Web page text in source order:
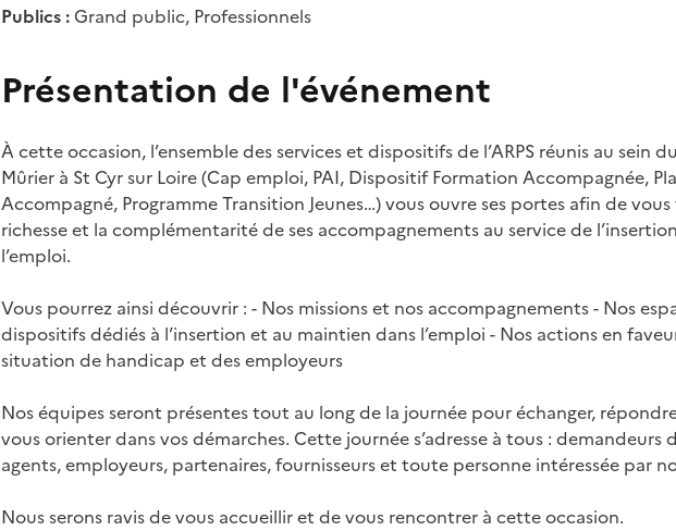
Publics :Grand public, Professionnels
Présentation de l'événement
À cette occasion, l’ensemble des services et dispositifs de l’ARPS réunis au sein
Mûrier à St Cyr sur Loire (Cap emploi, PAI, Dispositif Formation Accompagnée,
Accompagné, Programme Transition Jeunes…) vous ouvre ses portes afin de
richesse et la complémentarité de ses accompagnements au service de
l’emploi.
Vous pourrez ainsi découvrir : - Nos missions et nos accompagnements - Nos
dispositifs dédiés à l’insertion et au maintien dans l’emploi - Nos actions en
situation de handicap et des employeurs
Nos équipes seront présentes tout au long de la journée pour échanger,
vous orienter dans vos démarches. Cette journée s’adresse à tous : demandeurs
agents, employeurs, partenaires, fournisseurs et toute personne intéressée par
Nous serons ravis de vous accueillir et de vous rencontrer à cette occasion.